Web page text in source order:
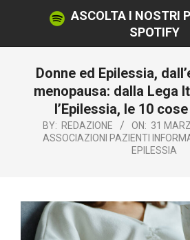
ASCOLTA I NOSTRI
SPOTIFY
Donne ed Epilessia,
menopausa: dalla Lega
l’Epilessia, le 10
BY: REDAZIONE ON: 31
ASSOCIAZIONI PAZIENTI
EPILESSIA